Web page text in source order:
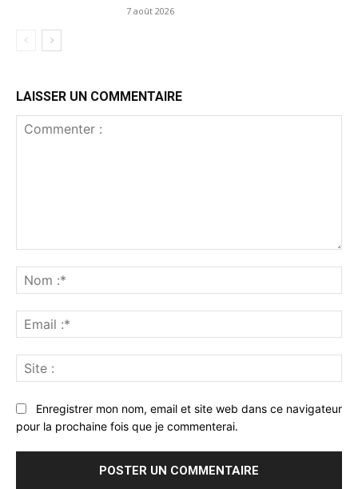
7 août 2026
LAISSER UN COMMENTAIRE
:*
:*
:
Enregistrer mon nom, email et site web dans ce navigateur
pour la prochaine fois que je commenterai.